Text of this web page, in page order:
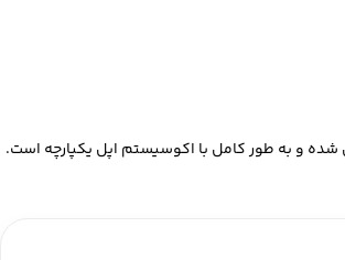
شده و به طور کامل با اکوسیستم اپل یکپارچه است.